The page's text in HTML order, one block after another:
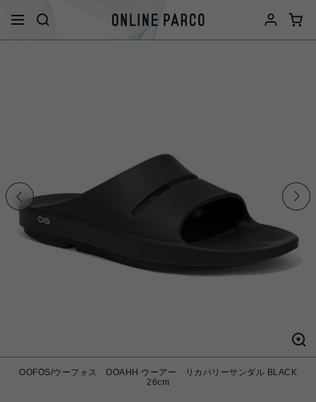
OOFOS/ウーフォス OOAHH ウーアー リカバリーサンダル BLACK
26cm